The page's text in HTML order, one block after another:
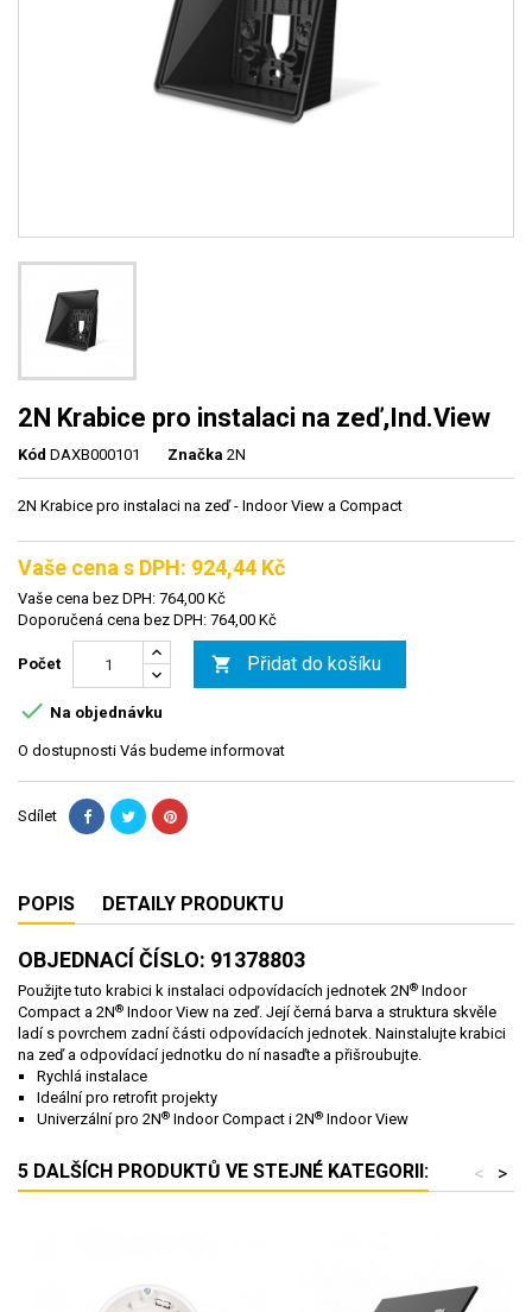
2N Krabice pro instalaci na zeď,Ind.View
Kód DAXB000101 Značka 2N
2N Krabice pro instalaci na zeď - Indoor View a Compact
Vaše cena s DPH: 924,44 Kč
Vaše cena bez DPH: 764,00 Kč
Doporučená cena bez DPH: 764,00 Kč
Počet  Přidat do košíku
 Na objednávku
O dostupnosti Vás budeme informovat
Sdílet
POPIS DETAILY PRODUKTU
OBJEDNACÍ ČÍSLO: 91378803
Použijte tuto krabici k instalaci odpovídacích jednotek 2N® Indoor
Compact a 2N® Indoor View na zeď. Její černá barva a struktura skvěle
ladí s povrchem zadní části odpovídacích jednotek. Nainstalujte krabici
na zeď a odpovídací jednotku do ní nasaďte a přišroubujte.
Rychlá instalace
Ideální pro retrofit projekty
Univerzální pro 2N® Indoor Compact i 2N® Indoor View
5 DALŠÍCH PRODUKTŮ VE STEJNÉ KATEGORII: >
<